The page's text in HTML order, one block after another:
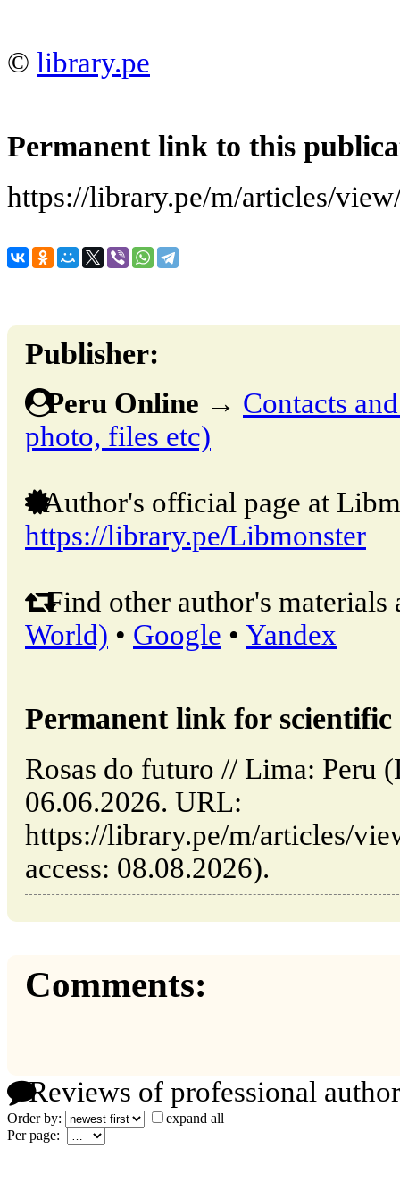
© library.pe
Permanent link to this
https://library.pe/m/articles/
Publisher:
Peru Online → Contacts
photo, files etc)
Author's official page at
https://library.pe/Libmonster
Find other author's materials
World) • Google • Yandex
Permanent link for
Rosas do futuro // Lima: Peru
06.06.2026. URL:
https://library.pe/m/articles/
access: 08.08.2026).
Comments:
Reviews of professional
Order by:
expand all
Per page: